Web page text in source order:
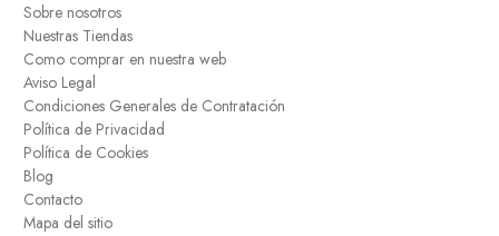
Sobre nosotros
Nuestras Tiendas
Como comprar en nuestra web
Aviso Legal
Condiciones Generales de Contratación
Política de Privacidad
Política de Cookies
Blog
Contacto
Mapa del sitio